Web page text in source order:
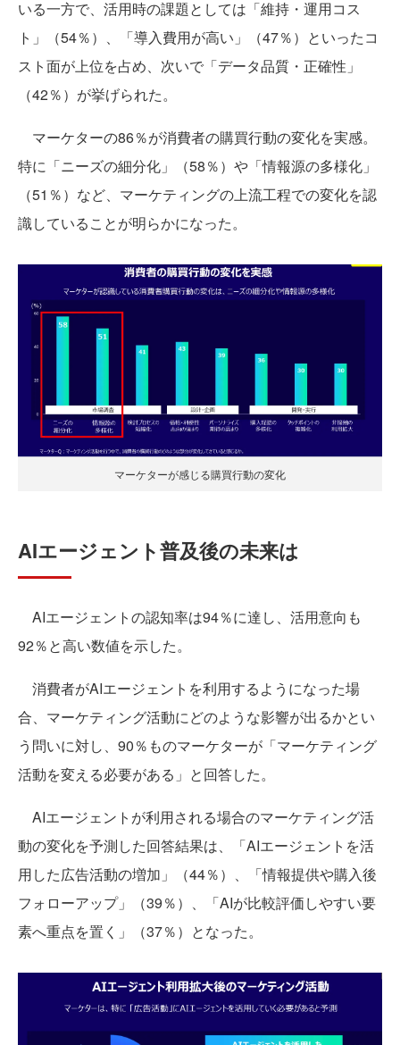
いる一方で、活用時の課題としては「維持・運用コス
ト」（54％）、「導入費用が高い」（47％）といったコ
スト面が上位を占め、次いで「データ品質・正確性」
（42％）が挙げられた。
マーケターの86％が消費者の購買行動の変化を実感。
特に「ニーズの細分化」（58％）や「情報源の多様化」
（51％）など、マーケティングの上流工程での変化を認
識していることが明らかになった。
マーケターが感じる購買行動の変化
AIエージェント普及後の未来は
AIエージェントの認知率は94％に達し、活用意向も
92％と高い数値を示した。
消費者がAIエージェントを利用するようになった場
合、マーケティング活動にどのような影響が出るかとい
う問いに対し、90％ものマーケターが「マーケティング
活動を変える必要がある」と回答した。
AIエージェントが利用される場合のマーケティング活
動の変化を予測した回答結果は、「AIエージェントを活
用した広告活動の増加」（44％）、「情報提供や購入後
フォローアップ」（39％）、「AIが比較評価しやすい要
素へ重点を置く」（37％）となった。